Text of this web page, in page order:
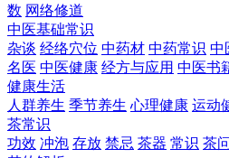
数 网络修道
中医基础常识
杂谈 经络穴位 中药材 中药常识 中
名医 中医健康 经方与应用 中医书
健康生活
人群养生 季节养生 心理健康 运动
茶常识
功效 冲泡 存放 禁忌 茶器 常识 茶